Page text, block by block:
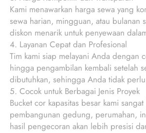
Kami menawarkan harga sewa yang
sewa harian, mingguan, atau bulanan
diskon menarik untuk penyewaan
4. Layanan Cepat dan Profesional
Tim kami siap melayani Anda dengan
hingga pengambilan kembali setelah
dibutuhkan, sehingga Anda tidak
5. Cocok untuk Berbagai Jenis Proyek
Bucket cor kapasitas besar kami
pembangunan gedung, perumahan,
hasil pengecoran akan lebih presisi